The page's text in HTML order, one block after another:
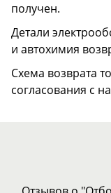
получен.
Детали
и автохимия
Схема возврата
согласования с